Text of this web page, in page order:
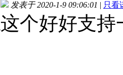
发表于 2020-1-9 09:06:01 | 只看
这个好好支持